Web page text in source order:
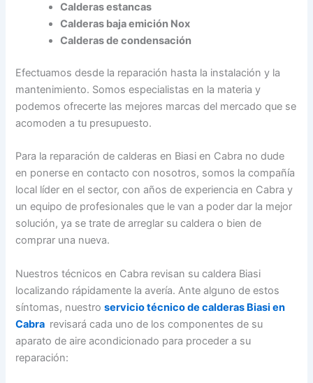
Calderas estancas
Calderas baja emición Nox
Calderas de condensación
Efectuamos desde la reparación hasta la instalación y la
mantenimiento. Somos especialistas en la materia y
podemos ofrecerte las mejores marcas del mercado que se
acomoden a tu presupuesto.
Para la reparación de calderas en Biasi en Cabra no dude
en ponerse en contacto con nosotros, somos la compañía
local líder en el sector, con años de experiencia en Cabra y
un equipo de profesionales que le van a poder dar la mejor
solución, ya se trate de arreglar su caldera o bien de
comprar una nueva.
Nuestros técnicos en Cabra revisan su caldera Biasi
localizando rápidamente la avería. Ante alguno de estos
síntomas, nuestroservicio técnico de calderas Biasi en
Cabra revisará cada uno de los componentes de su
aparato de aire acondicionado para proceder a su
reparación: